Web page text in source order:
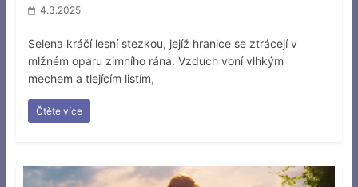
4.3.2025
Selena kráčí lesní stezkou, jejíž hranice se ztrácejí v
mlžném oparu zimního rána. Vzduch voní vlhkým
mechem a tlejícím listím,
Čtěte více